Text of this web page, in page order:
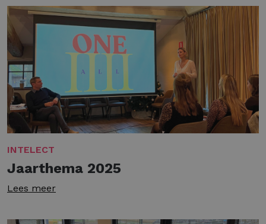
INTELECT
Jaarthema 2025
Lees meer